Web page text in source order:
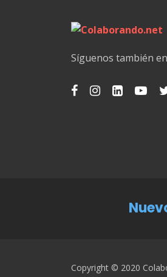
Síguenos también
Copyright © 2020